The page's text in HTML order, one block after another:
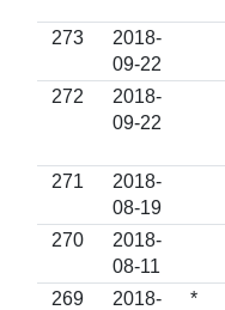
273
2018-
09-22
272
2018-
09-22
271
2018-
08-19
270
2018-
08-11
269
2018-
*